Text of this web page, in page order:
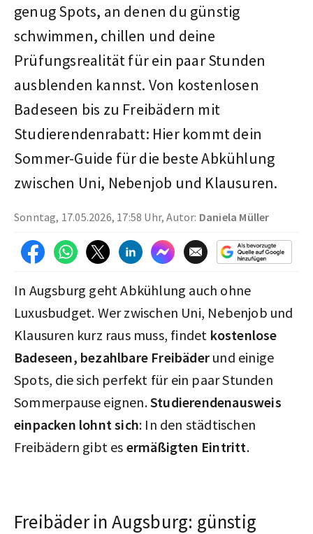
genug Spots, an denen du günstig
schwimmen, chillen und deine
Prüfungsrealität für ein paar Stunden
ausblenden kannst. Von kostenlosen
Badeseen bis zu Freibädern mit
Studierendenrabatt: Hier kommt dein
Sommer-Guide für die beste Abkühlung
zwischen Uni, Nebenjob und Klausuren.
Sonntag, 17.05.2026, 17:58 Uhr, Autor: Daniela Müller
In Augsburg geht Abkühlung auch ohne
Luxusbudget. Wer zwischen Uni, Nebenjob und
Klausuren kurz raus muss, findet kostenlose
Badeseen, bezahlbare Freibäder und einige
Spots, die sich perfekt für ein paar Stunden
Sommerpause eignen.Studierendenausweis
einpacken lohnt sich: In den städtischen
Freibädern gibt es ermäßigten Eintritt.
Freibäder in Augsburg: günstig